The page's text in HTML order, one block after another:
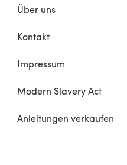
Über uns
Kontakt
Impressum
Modern Slavery Act
Anleitungen verkaufen